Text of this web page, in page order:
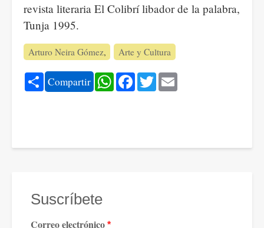
revista literaria El Colibrí libador de la palabra,
Tunja 1995.
Arturo Neira Gómez Arte y Cultura
Share
Compartir WhatsApp
Facebook
Twitter
Suscríbete
Correo electrónico